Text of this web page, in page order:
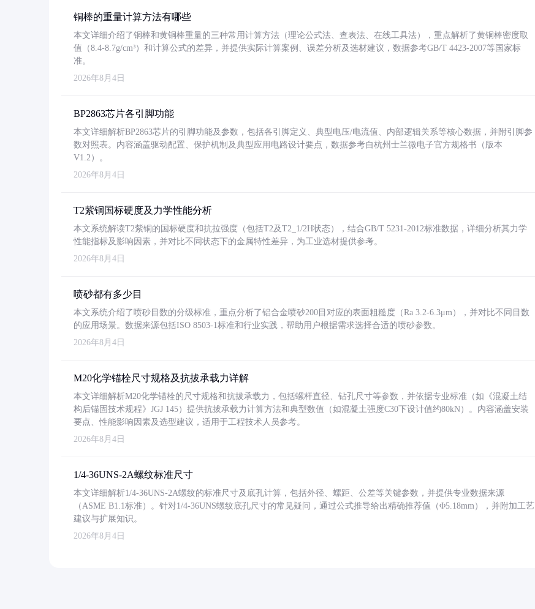
铜棒的重量计算方法有哪些
本文详细介绍了铜棒和黄铜棒重量的三种常用计算方法（理论公式法、查表法、在线工具法），重点解析了黄铜棒密度取
值（8.4-8.7g/cm³）和计算公式的差异，并提供实际计算案例、误差分析及选材建议，数据参考GB/T 4423-2007等国家标
准。
2026年8月4日
BP2863芯片各引脚功能
本文详细解析BP2863芯片的引脚功能及参数，包括各引脚定义、典型电压/电流值、内部逻辑关系等核心数据，并附引脚参
数对照表。内容涵盖驱动配置、保护机制及典型应用电路设计要点，数据参考自杭州士兰微电子官方规格书（版本
V1.2）。
2026年8月4日
T2紫铜国标硬度及力学性能分析
本文系统解读T2紫铜的国标硬度和抗拉强度（包括T2及T2_1/2H状态），结合GB/T 5231-2012标准数据，详细分析其力学
性能指标及影响因素，并对比不同状态下的金属特性差异，为工业选材提供参考。
2026年8月4日
喷砂都有多少目
本文系统介绍了喷砂目数的分级标准，重点分析了铝合金喷砂200目对应的表面粗糙度（Ra 3.2-6.3μm），并对比不同目数
的应用场景。数据来源包括ISO 8503-1标准和行业实践，帮助用户根据需求选择合适的喷砂参数。
2026年8月4日
M20化学锚栓尺寸规格及抗拔承载力详解
本文详细解析M20化学锚栓的尺寸规格和抗拔承载力，包括螺杆直径、钻孔尺寸等参数，并依据专业标准（如《混凝土结
构后锚固技术规程》JGJ 145）提供抗拔承载力计算方法和典型数值（如混凝土强度C30下设计值约80kN）。内容涵盖安装
要点、性能影响因素及选型建议，适用于工程技术人员参考。
2026年8月4日
1/4-36UNS-2A螺纹标准尺寸
本文详细解析1/4-36UNS-2A螺纹的标准尺寸及底孔计算，包括外径、螺距、公差等关键参数，并提供专业数据来源
（ASME B1.1标准）。针对1/4-36UNS螺纹底孔尺寸的常见疑问，通过公式推导给出精确推荐值（Φ5.18mm），并附加工艺
建议与扩展知识。
2026年8月4日